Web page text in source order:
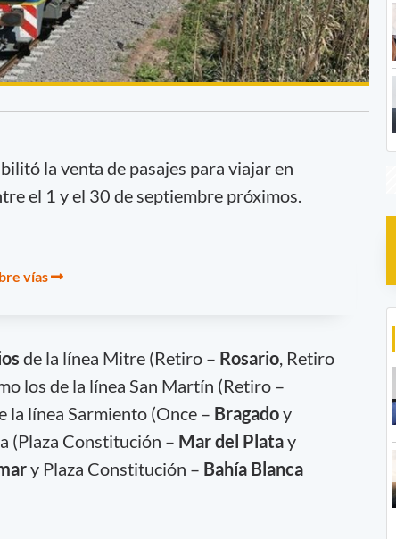
la venta de pasajes para viajar en
el 1 y el 30 de septiembre próximos.
vías
de la línea Mitre (Retiro – Rosario, Retiro
los de la línea San Martín (Retiro –
la línea Sarmiento (Once – Bragadoy
(Plaza Constitución – Mar del Platay
y Plaza Constitución – Bahía Blanca